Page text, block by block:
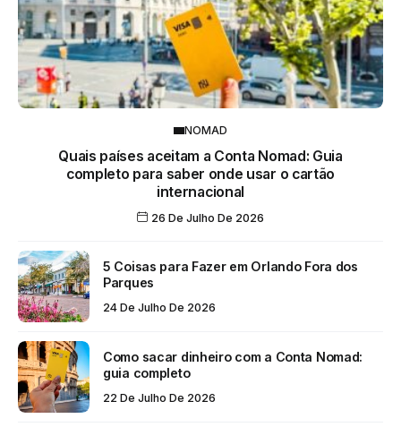
NOMAD
Quais países aceitam a Conta Nomad: Guia
completo para saber onde usar o cartão
internacional
26 De Julho De 2026
5 Coisas para Fazer em Orlando Fora dos
Parques
24 De Julho De 2026
Como sacar dinheiro com a Conta Nomad:
guia completo
22 De Julho De 2026